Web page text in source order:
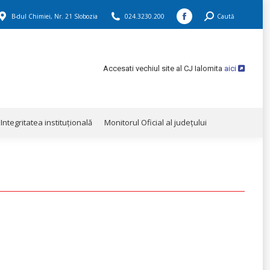
B-dul Chimiei, Nr. 21 Slobozia 024.3230.200
Facebook
in
Search:Caută
Accesati vechiul site al CJ Ialomita aici
Integritatea instituţională Monitorul Oficial al județului
Integritatea instituţională Monitorul Oficial al județului